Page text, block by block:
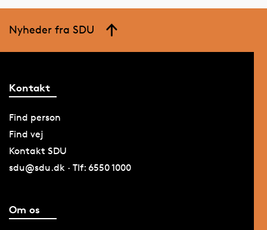
Nyheder fra SDU
Kontakt
Find person
Find vej
Kontakt SDU
sdu@sdu.dk · Tlf: 6550 1000
Om os